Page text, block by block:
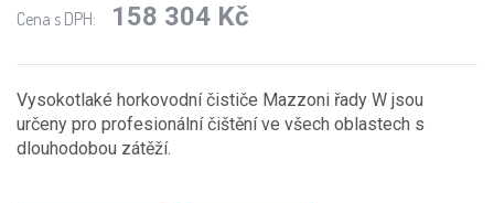
Cena s DPH: 158 304 Kč
Vysokotlaké horkovodní čističe Mazzoni řady W jsou
určeny pro profesionální čištění ve všech oblastech s
dlouhodobou zátěží.